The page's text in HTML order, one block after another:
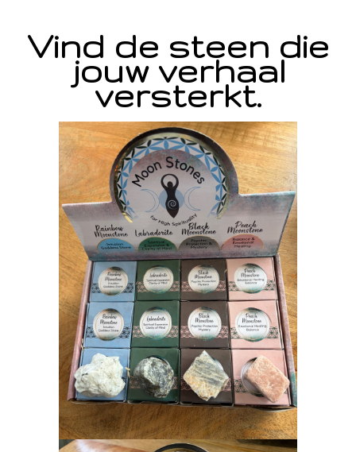
Vind de steen die
jouw verhaal
versterkt.